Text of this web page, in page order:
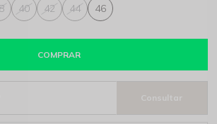
40 42 44 46
COMPRAR